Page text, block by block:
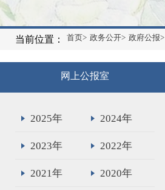
当前位置： 首页> 政务公开> 政府公报>
网上公报室
2025年 2024年
2023年 2022年
2021年 2020年